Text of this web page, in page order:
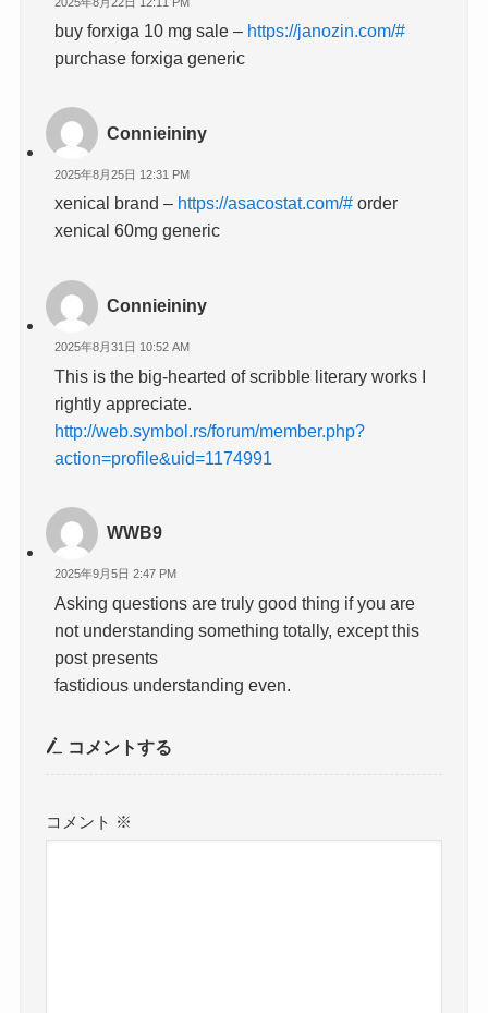
buy forxiga 10 mg sale – https://janozin.com/#
purchase forxiga generic
Connieininy
2025年8月25日 12:31 PM
xenical brand – https://asacostat.com/# order
xenical 60mg generic
Connieininy
2025年8月31日 10:52 AM
This is the big-hearted of scribble literary works I
rightly appreciate.
http://web.symbol.rs/forum/member.php?
action=profile&uid=1174991
WWB9
2025年9月5日 2:47 PM
Asking questions are truly good thing if you are
not understanding something totally, except this
post presents
fastidious understanding even.
コメントする
コメント ※